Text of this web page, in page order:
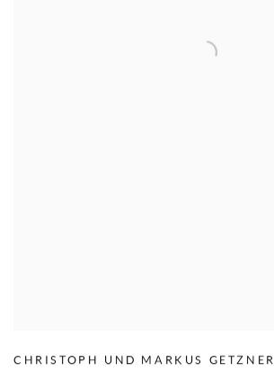
CHRISTOPH UND MARKUS GETZNER